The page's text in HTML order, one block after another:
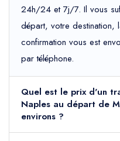
24h/24 et 7j/7. Il vous
départ, votre destination,
confirmation vous est
par téléphone.
Quel est le prix d'un
Naples au départ de
environs ?